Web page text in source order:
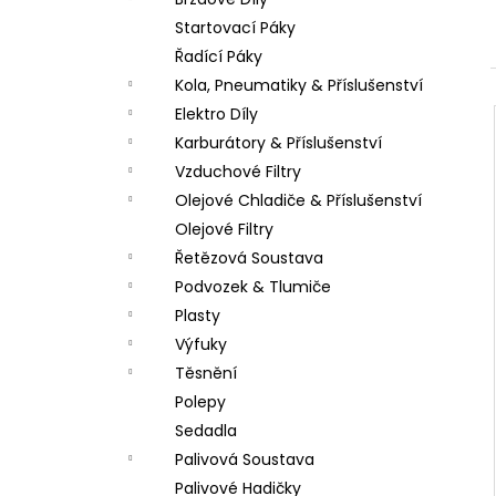
Startovací Páky
Řadící Páky
Kola, Pneumatiky & Příslušenství
Elektro Díly
Karburátory & Příslušenství
Vzduchové Filtry
Olejové Chladiče & Příslušenství
Olejové Filtry
Řetězová Soustava
Podvozek & Tlumiče
Plasty
Výfuky
Těsnění
Polepy
Sedadla
Palivová Soustava
Palivové Hadičky
PITBIKE DUŠE PŘEDNÍ 14 PALCŮ
200 Kč